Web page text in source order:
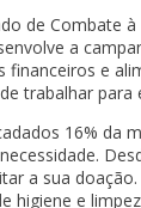
de Combate
a
e
trabalhar
16% da
a sua
higiene e